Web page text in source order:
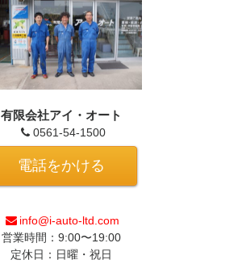
有限会社アイ・オート
0561-54-1500
電話をかける
info@i-auto-ltd.com
営業時間：9:00〜19:00
定休日：日曜・祝日